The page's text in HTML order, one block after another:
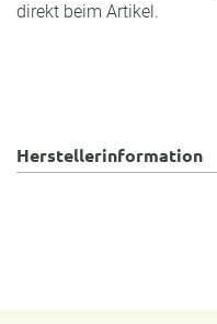
direkt beim Artikel.
Herstellerinformation